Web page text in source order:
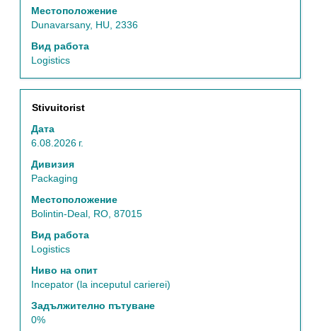
Местоположение
Dunavarsany, HU, 2336
Вид работа
Logistics
прегледате
пълното
съдържание
на
за
задание.
Позиция
Stivuitorist
Дата
6.08.2026 г.
Дивизия
Packaging
Местоположение
Bolintin-Deal, RO, 87015
Вид работа
Logistics
Ниво на опит
Incepator (la inceputul carierei)
Задължително пътуване
0%
Изберете
бутона
за
интервал,
за
прегледате
пълното
съдържание
на
за
задание.